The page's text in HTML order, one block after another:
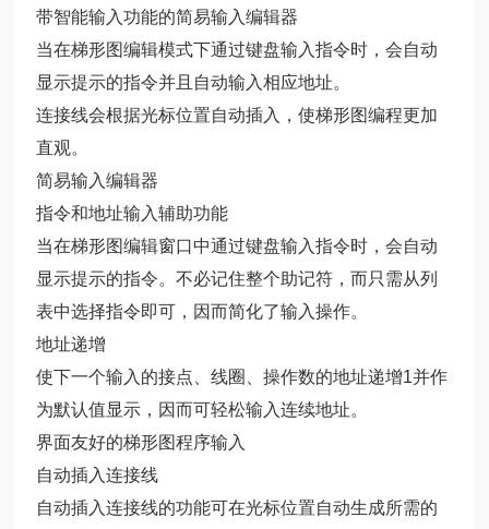
带智能输入功能的简易输入编辑器
当在梯形图编辑模式下通过键盘输入指令时，会自动
显示提示的指令并且自动输入相应地址。
连接线会根据光标位置自动插入，使梯形图编程更加
直观。
简易输入编辑器
指令和地址输入辅助功能
当在梯形图编辑窗口中通过键盘输入指令时，会自动
显示提示的指令。不必记住整个助记符，而只需从列
表中选择指令即可，因而简化了输入操作。
地址递增
使下一个输入的接点、线圈、操作数的地址递增1并作
为默认值显示，因而可轻松输入连续地址。
界面友好的梯形图程序输入
自动插入连接线
自动插入连接线的功能可在光标位置自动生成所需的